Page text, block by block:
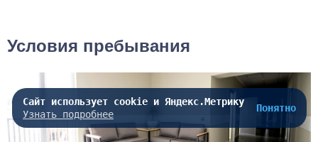
Условия пребывания
Сайт использует cookie и Яндекс.Метрику
Узнать подробнее
Понятно